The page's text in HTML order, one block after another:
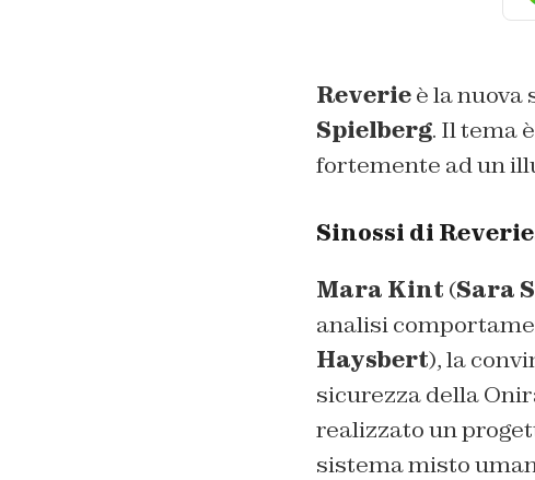
Reverieè la nuova
Spielberg. Il tema
fortemente ad un
Sinossi di
Mara Kint (Sara
analisi
Haysbert), la
sicurezza della
realizzato un
sistema misto